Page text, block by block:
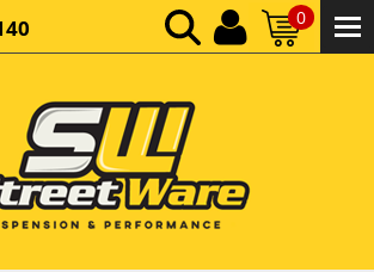
0
ΚΑΘΑΡΌ ΣΎΝΟΛΟ:
ΤΕΛΙΚΌ ΣΎΝΟΛΟ:0,00 €